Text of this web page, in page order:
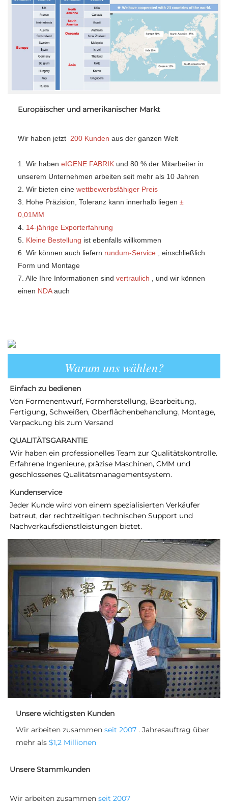
Europäischer und amerikanischer Markt
Wir haben jetzt 200 Kunden aus der ganzen Welt
1. Wir haben eIGENE FABRIK und 80 % der Mitarbeiter in
unserem Unternehmen arbeiten seit mehr als 10 Jahren
2. Wir bieten eine wettbewerbsfähiger Preis
3. Hohe Präzision, Toleranz kann innerhalb liegen ±
0,01MM
4. 14-jährige Exporterfahrung
5. Kleine Bestellung ist ebenfalls willkommen
6. Wir können auch liefern rundum-Service
, einschließlich
Form und Montage
7. Alle Ihre Informationen sind vertraulich
, und wir können
einen NDA auch
Warum uns wählen?
Einfach zu bedienen
Von Formenentwurf, Formherstellung, Bearbeitung,
Fertigung, Schweißen, Oberflächenbehandlung, Montage,
Verpackung bis zum Versand
QUALITÄTSGARANTIE
Wir haben ein professionelles Team zur Qualitätskontrolle.
Erfahrene Ingenieure, präzise Maschinen, CMM und
geschlossenes Qualitätsmanagementsystem.
Kundenservice
Jeder Kunde wird von einem spezialisierten Verkäufer
betreut, der rechtzeitigen technischen Support und
Nachverkaufsdienstleistungen bietet.
Unsere wichtigsten Kunden
Wir arbeiten zusammen seit 2007 . Jahresauftrag über
mehr als $1,2 Millionen
Unsere Stammkunden
Wir arbeiten zusammen seit 2007